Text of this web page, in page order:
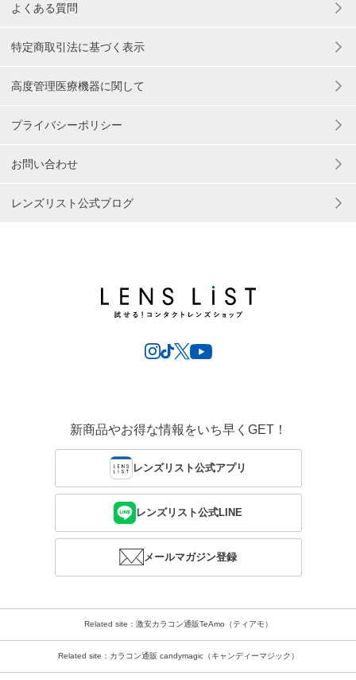
よくある質問
特定商取引法に基づく表示
高度管理医療機器に関して
プライバシーポリシー
お問い合わせ
レンズリスト公式ブログ
新商品やお得な情報をいち早くGET！
レンズリスト公式アプリ
レンズリスト公式LINE
メールマガジン登録
Related site：激安カラコン通販TeAmo（ティアモ）
Related site：カラコン通販 candymagic（キャンディーマジック）